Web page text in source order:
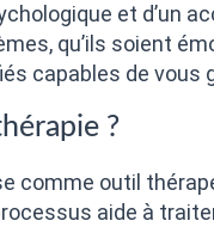
et d’un
qu’ils soient
capables de vous
?
comme outil
aide à